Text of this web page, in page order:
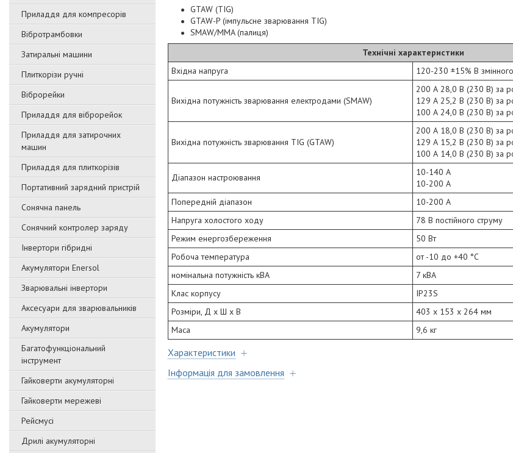
Приладдя для компресорів
Вібротрамбовки
Затиральні машини
Плиткорізи ручні
Віброрейки
Приладдя для віброрейок
Приладдя для затирочниx
машин
Приладдя для плиткорізів
Портативний зарядний пристрій
Сонячна панель
Сонячний контролер заряду
Інвертори гібридні
Акумулятори Enersol
Зварювальні інвертори
Аксесуари для зварювальників
Акумулятори
Багатофункціональний
інструмент
Гайковерти акумуляторні
Гайковерти мережеві
Рейсмусі
Дрилі акумуляторні
GTAW (TIG)
GTAW-P (імпульсне зварювання TIG)
SMAW/MMA (палиця)
Технічні характеристики
Вхідна напруга
120-230 ±15% В
Вихідна потужність зварювання електродами (SMAW)
200 А 28,0 В (230 В) за
129 А 25,2 В (230 В) за
100 А 24,0 В (230 В) за
Вихідна потужність зварювання TIG (GTAW)
200 А 18,0 В (230 В) за
129 А 15,2 В (230 В) за
100 А 14,0 В (230 В) за
Діапазон настроювання
10-140 А
10-200 А
Попередній діапазон
10-200 А
Напруга холостого ходу
78 В постійного струму
Режим енергозбереження
50 Вт
Робоча температура
от -10 до +40 °С
номінальна потужність кВА
7 кВА
Клас корпусу
IP23S
Розміри, Д x Ш x В
403 х 153 х 264 мм
Маса
9,6 кг
Характеристики
Інформація для замовлення